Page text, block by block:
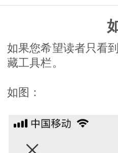
如果您希望读者只看
藏工具栏。
如图：